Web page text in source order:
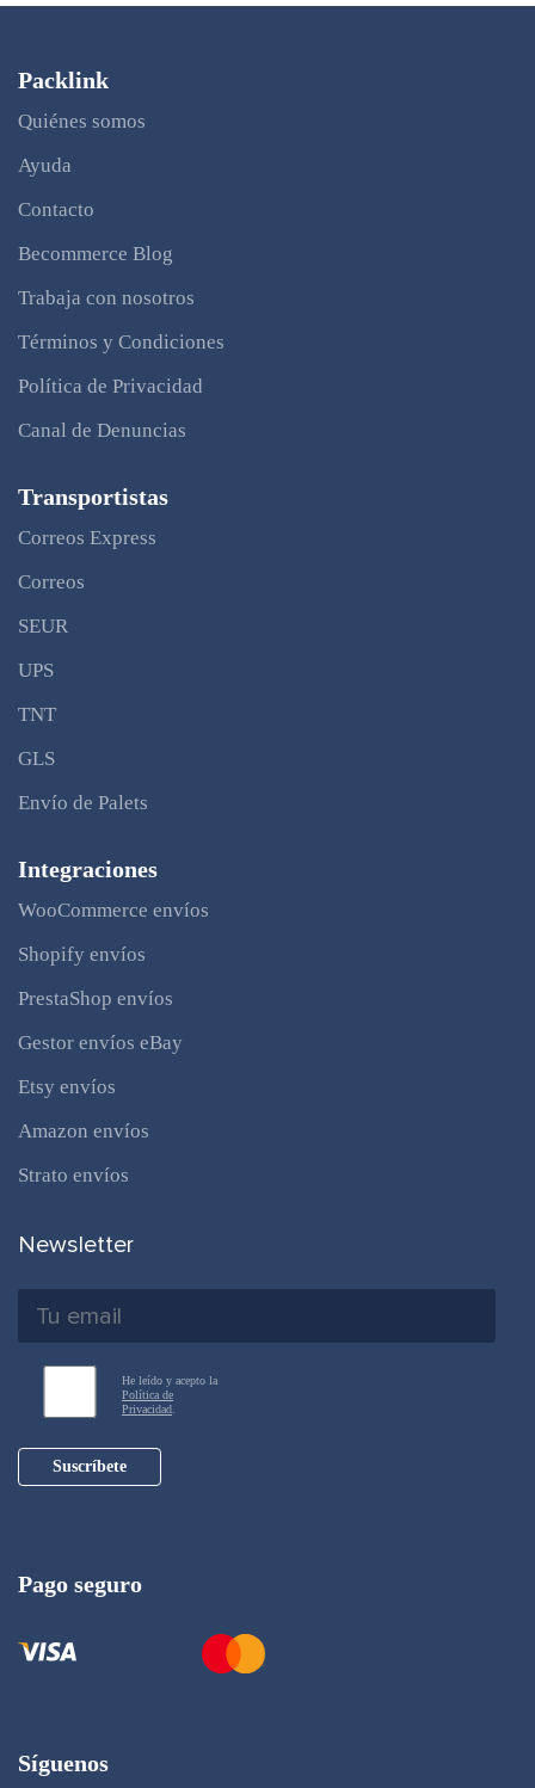
Packlink
Quiénes somos
Ayuda
Contacto
Becommerce Blog
Trabaja con nosotros
Términos y Condiciones
Política de Privacidad
Canal de Denuncias
Transportistas
Correos Express
Correos
SEUR
UPS
TNT
GLS
Envío de Palets
Integraciones
WooCommerce envíos
Shopify envíos
PrestaShop envíos
Gestor envíos eBay
Etsy envíos
Amazon envíos
Strato envíos
Newsletter
He leído y acepto la
Política de
Privacidad
Suscríbete
Síguenos
Pago seguro